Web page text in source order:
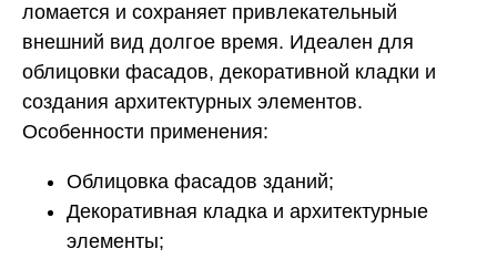
ломается и сохраняет привлекательный
внешний вид долгое время. Идеален для
облицовки фасадов, декоративной кладки и
создания архитектурных элементов.
Особенности применения:
Облицовка фасадов зданий;
Декоративная кладка и архитектурные
элементы;